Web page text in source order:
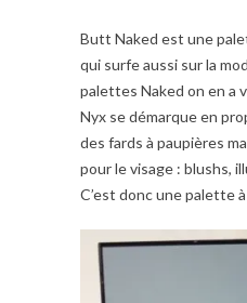
Butt Naked est une
qui surfe aussi sur la
palettes Naked on en a
Nyx se démarque en
des fards à paupières
pour le visage : blushs,
C’est donc une palette